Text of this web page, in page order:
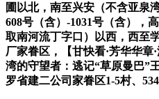
圃以北，南至兴安（不含亚泉
608号（含）-1031号（含），
取南河流丁字口）以西，西至
厂家眷区，【甘快看·芳华华章
湾的守望者：逃记“草原曼巴”
罗省建二公司家眷区1-5村、